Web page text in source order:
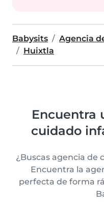
Babysits
Agencia
Huixtla
Encuentra
cuidado
¿Buscas agencia de
Encuentra la
perfecta de forma